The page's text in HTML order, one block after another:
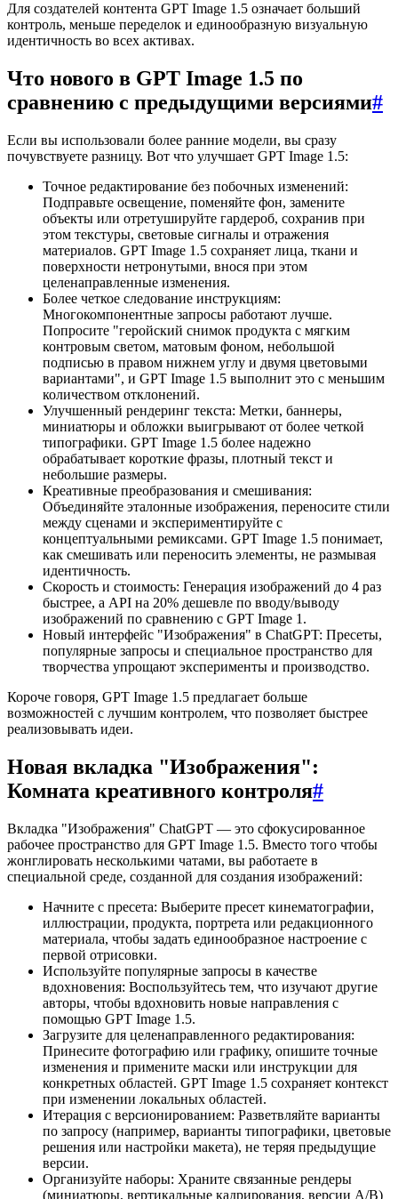
Для создателей контента GPT Image 1.5 означает больший
контроль, меньше переделок и единообразную визуальную
идентичность во всех активах.
Что нового в GPT Image 1.5 по
сравнению с предыдущими версиями#
Если вы использовали более ранние модели, вы сразу
почувствуете разницу. Вот что улучшает GPT Image 1.5:
Точное редактирование без побочных изменений:
Подправьте освещение, поменяйте фон, замените
объекты или отретушируйте гардероб, сохранив при
этом текстуры, световые сигналы и отражения
материалов. GPT Image 1.5 сохраняет лица, ткани и
поверхности нетронутыми, внося при этом
целенаправленные изменения.
Более четкое следование инструкциям:
Многокомпонентные запросы работают лучше.
Попросите "геройский снимок продукта с мягким
контровым светом, матовым фоном, небольшой
подписью в правом нижнем углу и двумя цветовыми
вариантами", и GPT Image 1.5 выполнит это с меньшим
количеством отклонений.
Улучшенный рендеринг текста: Метки, баннеры,
миниатюры и обложки выигрывают от более четкой
типографики. GPT Image 1.5 более надежно
обрабатывает короткие фразы, плотный текст и
небольшие размеры.
Креативные преобразования и смешивания:
Объединяйте эталонные изображения, переносите стили
между сценами и экспериментируйте с
концептуальными ремиксами. GPT Image 1.5 понимает,
как смешивать или переносить элементы, не размывая
идентичность.
Скорость и стоимость: Генерация изображений до 4 раз
быстрее, а API на 20% дешевле по вводу/выводу
изображений по сравнению с GPT Image 1.
Новый интерфейс "Изображения" в ChatGPT: Пресеты,
популярные запросы и специальное пространство для
творчества упрощают эксперименты и производство.
Короче говоря, GPT Image 1.5 предлагает больше
возможностей с лучшим контролем, что позволяет быстрее
реализовывать идеи.
Новая вкладка "Изображения":
Комната креативного контроля#
Вкладка "Изображения" ChatGPT — это сфокусированное
рабочее пространство для GPT Image 1.5. Вместо того чтобы
жонглировать несколькими чатами, вы работаете в
специальной среде, созданной для создания изображений:
Начните с пресета: Выберите пресет кинематографии,
иллюстрации, продукта, портрета или редакционного
материала, чтобы задать единообразное настроение с
первой отрисовки.
Используйте популярные запросы в качестве
вдохновения: Воспользуйтесь тем, что изучают другие
авторы, чтобы вдохновить новые направления с
помощью GPT Image 1.5.
Загрузите для целенаправленного редактирования:
Принесите фотографию или графику, опишите точные
изменения и примените маски или инструкции для
конкретных областей. GPT Image 1.5 сохраняет контекст
при изменении локальных областей.
Итерация с версионированием: Разветвляйте варианты
по запросу (например, варианты типографики, цветовые
решения или настройки макета), не теряя предыдущие
версии.
Организуйте наборы: Храните связанные рендеры
(миниатюры, вертикальные кадрирования, версии A/B)